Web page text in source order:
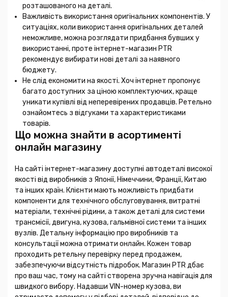
розташованого на деталі.
Важливість використання оригінальних компонентів. У
ситуаціях, коли використання оригінальних деталей
неможливе, можна розглядати придбання бувших у
використанні, проте інтернет-магазин PTR
рекомендує вибирати нові деталі за наявного
бюджету.
Не слід економити на якості. Хоч інтернет пропонує
багато доступних за ціною комплектуючих, краще
уникати купівлі від неперевірених продавців. Ретельно
ознайомтесь з відгуками та характеристиками
товарів.
Що можна знайти в асортименті
онлайн магазину
На сайті інтернет-магазину доступні автодеталі високої
якості від виробників з Японії, Німеччини, Франції, Китаю
та інших країн. Клієнти мають можливість придбати
компоненти для технічного обслуговування, витратні
матеріали, технічні рідини, а також деталі для системи
трансмісії, двигуна, кузова, гальмівної системи та інших
вузлів. Детальну інформацію про виробників та
консультації можна отримати онлайн. Кожен товар
проходить ретельну перевірку перед продажем,
забезпечуючи відсутність підробок. Магазин PTR дбає
про ваш час, тому на сайті створена зручна навігація для
швидкого вибору. Надавши VIN-номер кузова, ви